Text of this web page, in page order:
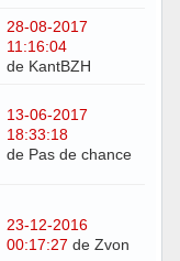
28-08-2017
11:16:04
de KantBZH
13-06-2017
18:33:18
de Pas de chance
23-12-2016
00:17:27 de Zvon